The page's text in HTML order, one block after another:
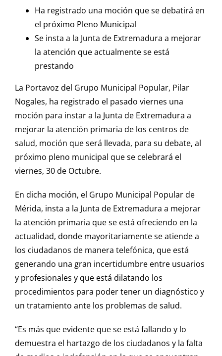
Ha registrado una moción que se debatirá en
el próximo Pleno Municipal
Se insta a la Junta de Extremadura a mejorar
la atención que actualmente se está
prestando
La Portavoz del Grupo Municipal Popular, Pilar
Nogales, ha registrado el pasado viernes una
moción para instar a la Junta de Extremadura a
mejorar la atención primaria de los centros de
salud, moción que será llevada, para su debate, al
próximo pleno municipal que se celebrará el
viernes, 30 de Octubre.
En dicha moción, el Grupo Municipal Popular de
Mérida, insta a la Junta de Extremadura a mejorar
la atención primaria que se está ofreciendo en la
actualidad, donde mayoritariamente se atiende a
los ciudadanos de manera telefónica, que está
generando una gran incertidumbre entre usuarios
y profesionales y que está dilatando los
procedimientos para poder tener un diagnóstico y
un tratamiento ante los problemas de salud.
“Es más que evidente que se está fallando y lo
demuestra el hartazgo de los ciudadanos y la falta